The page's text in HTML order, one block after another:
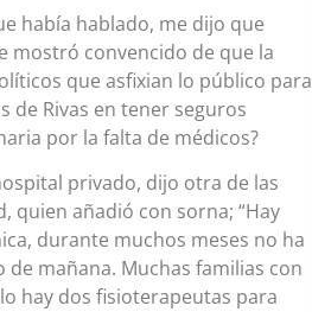
había hablado, me dijo que
mostró convencido de que la
que asfixian lo público para
de Rivas en tener seguros
por la falta de médicos?
privado, dijo otra de las
quien añadió con sorna; “Hay
durante muchos meses no ha
mañana. Muchas familias con
hay dos fisioterapeutas para